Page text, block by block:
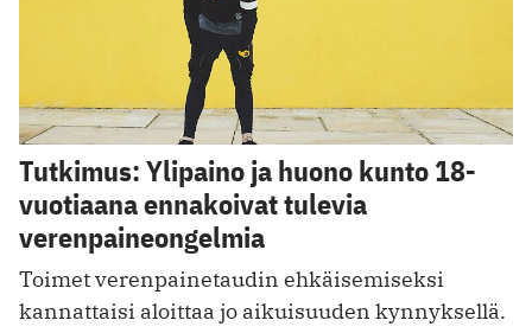
Tutkimus: Ylipaino ja huono kunto 18-
vuotiaana ennakoivat tulevia
verenpaineongelmia
Toimet verenpainetaudin ehkäisemiseksi
kannattaisi aloittaa jo aikuisuuden kynnyksellä.